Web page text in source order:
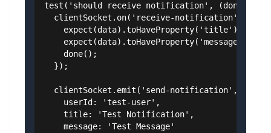
test('should receive notification', (done) => {
clientSocket.on('receive-notification',
    expect(data).toHaveProperty('title');
    expect(data).toHaveProperty('message');
    done();
  });
  clientSocket.emit('send-notification', {
    userId: 'test-user',
    title: 'Test Notification',
    message: 'Test Message'